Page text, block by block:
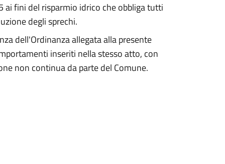
fini del risparmio idrico che obbliga tutti
degli sprechi.
dell'Ordinanza allegata alla presente
inseriti nella stesso atto, con
non continua da parte del Comune.